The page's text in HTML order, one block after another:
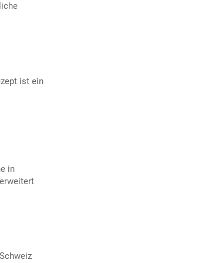
ist ein
in